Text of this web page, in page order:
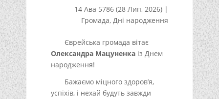
14 Ава 5786 (28 Лип, 2026) |
Громада,Дні народження
Єврейська громада вітає
Олександра Мацуненкаіз Днем
народження!
Бажаємо міцного здоров’я,
успіхів, і нехай будуть завжди